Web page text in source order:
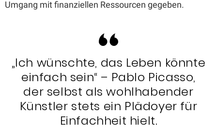
Umgang mit finanziellen Ressourcen gegeben.
„Ich wünschte, das Leben könnte
einfach sein“ – Pablo Picasso,
der selbst als wohlhabender
Künstler stets ein Plädoyer für
Einfachheit hielt.